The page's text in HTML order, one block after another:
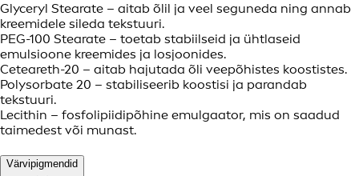
Glyceryl Stearate – aitab õlil ja veel seguneda ning annab
kreemidele sileda tekstuuri.
PEG-100 Stearate – toetab stabiilseid ja ühtlaseid
emulsioone kreemides ja losjoonides.
Ceteareth-20 – aitab hajutada õli veepõhistes koostistes.
Polysorbate 20 – stabiliseerib koostisi ja parandab
tekstuuri.
Lecithin – fosfolipiidipõhine emulgaator, mis on saadud
taimedest või munast.
Värvipigmendid